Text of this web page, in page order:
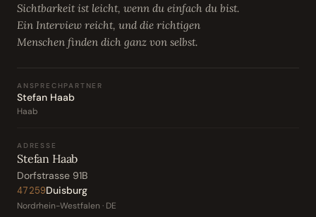
Sichtbarkeit ist leicht, wenn du einfach du bist.
Ein Interview reicht, und die richtigen
Menschen finden dich ganz von selbst.
ANSPRECHPARTNER
Stefan Haab
Haab
ADRESSE
Stefan Haab
Dorfstrasse 91B
47259Duisburg
Nordrhein-Westfalen · DE